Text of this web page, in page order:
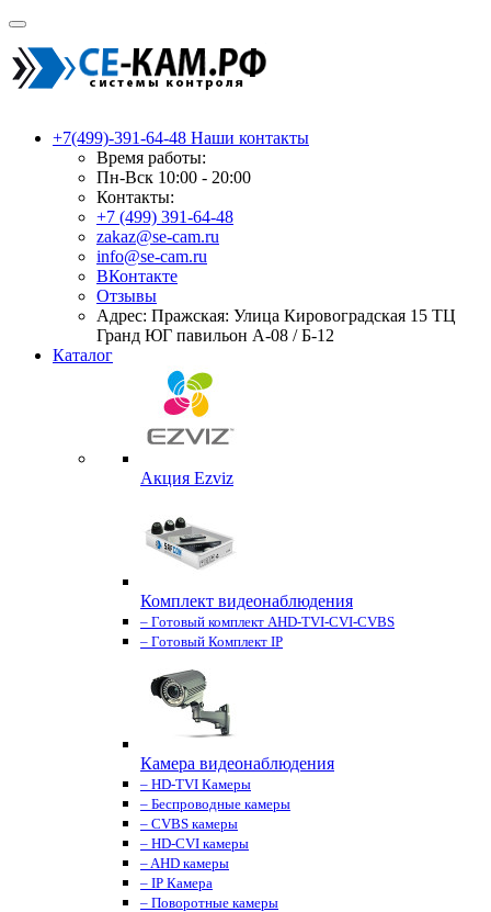
+7(499)-391-64-48 Наши контакты
Время работы:
Пн-Вск 10:00 - 20:00
Контакты:
+7 (499) 391-64-48
zakaz@se-cam.ru
info@se-cam.ru
ВКонтакте
Отзывы
Адрес: Пражская: Улица Кировоградская 15 ТЦ
Гранд ЮГ павильон А-08 / Б-12
Каталог
Акция Ezviz
Комплект видеонаблюдения
– Готовый комплект AHD-TVI-CVI-CVBS
– Готовый Комплект IP
Камера видеонаблюдения
– HD-TVI Камеры
– Беспроводные камеры
– CVBS камеры
– HD-CVI камеры
– AHD камеры
– IP Камера
– Поворотные камеры